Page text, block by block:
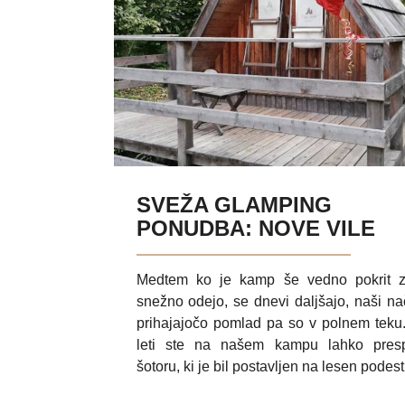
Places to visit
Glamping
Fresh from the Garden
Discover Kras
Discover
Daily trip
SVEŽA GLAMPING
PONUDBA: NOVE VILE
Medtem ko je kamp še vedno pokrit
snežno odejo, se dnevi daljšajo, naši
prihajajočo pomlad pa so v polnem
leti ste na našem kampu lahko
šotoru, ki je bil postavljen na lesen podest